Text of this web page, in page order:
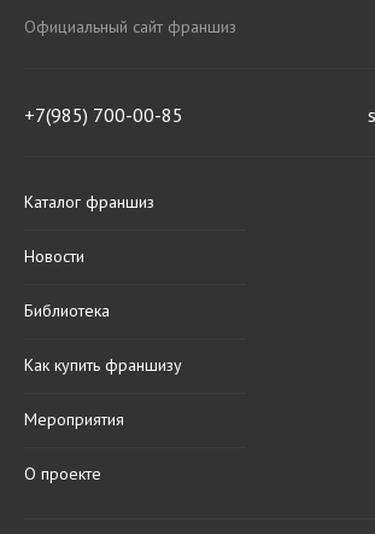
Официальный сайт франшиз
+7(985) 700-00-85
Каталог франшиз
Новости
Библиотека
Как купить франшизу
Мероприятия
О проекте